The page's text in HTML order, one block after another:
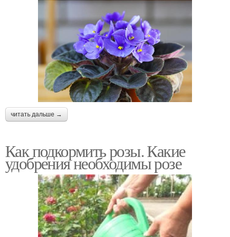
читать дальше →
Как подкормить розы. Какие
удобрения необходимы розе